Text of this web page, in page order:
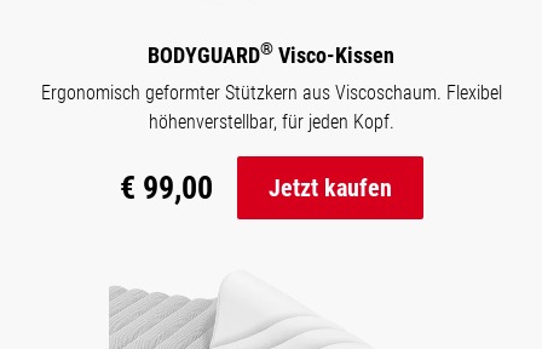
BODYGUARD® Visco-Kissen
Ergonomisch geformter Stützkern aus Viscoschaum. Flexibel
höhenverstellbar, für jeden Kopf.
€ 99,00 Jetzt kaufen